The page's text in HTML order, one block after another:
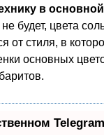
в
будет, цвета
от стиля, в
основных